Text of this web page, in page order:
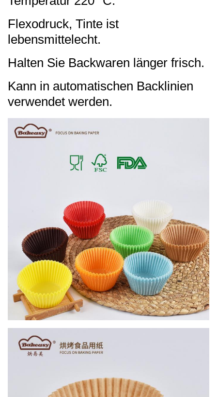
Flexodruck, Tinte ist
lebensmittelecht.
Halten Sie Backwaren länger frisch.
Kann in automatischen Backlinien
verwendet werden.